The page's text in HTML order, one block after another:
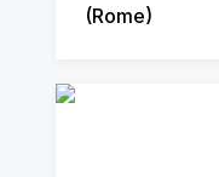
(Rome)